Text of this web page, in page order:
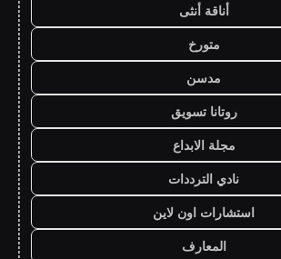
أناقة أنثى
متورخ
مدسن
روتانا تسويق
مجلة الابداع
نادي الترددات
استشارات اون لاين
المعارف